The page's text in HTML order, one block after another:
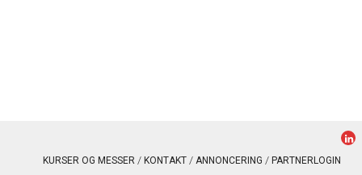
KURSER OG MESSER KONTAKT ANNONCERING PARTNERLOGIN